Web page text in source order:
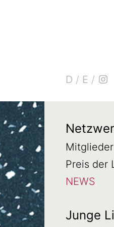
D / E /
Mitglieder
Preis der
NEWS
Junge